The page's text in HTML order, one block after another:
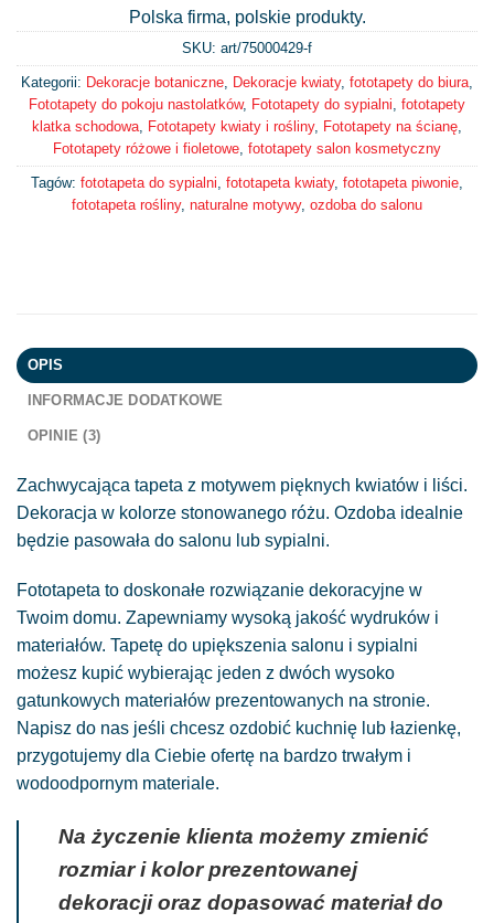
Polska firma, polskie produkty.
SKU: art/75000429-f
Kategorii: Dekoracje botaniczne Dekoracje kwiaty, fototapety do biura
Fototapety do pokoju nastolatków, Fototapety do sypialni fototapety
klatka schodowa
Fototapety kwiaty i rośliny, Fototapety na ścianę
Fototapety różowe i fioletowe fototapety salon kosmetyczny
Tagów: fototapeta do sypialni fototapeta kwiaty, fototapeta piwonie
fototapeta rośliny, naturalne motywy, ozdoba do salonu
OPIS
INFORMACJE DODATKOWE
OPINIE (3)
Zachwycająca tapeta z motywem pięknych kwiatów i liści.
Dekoracja w kolorze stonowanego różu. Ozdoba idealnie
będzie pasowała do salonu lub sypialni.
Fototapeta to doskonałe rozwiązanie dekoracyjne w
Twoim domu. Zapewniamy wysoką jakość wydruków i
materiałów. Tapetę do upiększenia salonu i sypialni
możesz kupić wybierając jeden z dwóch wysoko
gatunkowych materiałów prezentowanych na stronie.
Napisz do nas jeśli chcesz ozdobić kuchnię lub łazienkę,
przygotujemy dla Ciebie ofertę na bardzo trwałym i
wodoodpornym materiale.
Na życzenie klienta możemy zmienić
rozmiar i kolor prezentowanej
dekoracji oraz dopasować materiał do